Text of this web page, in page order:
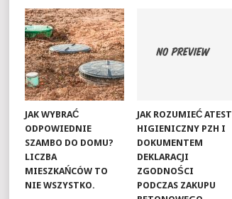
JAK WYBRAĆ
ODPOWIEDNIE
SZAMBO DO DOMU?
LICZBA
MIESZKAŃCÓW TO
NIE WSZYSTKO.
JAK ROZUMIEĆ ATEST
HIGIENICZNY PZH I
DOKUMENTEM
DEKLARACJI
ZGODNOŚCI
PODCZAS ZAKUPU